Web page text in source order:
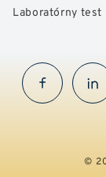
Laboratórny test
Facebook
©